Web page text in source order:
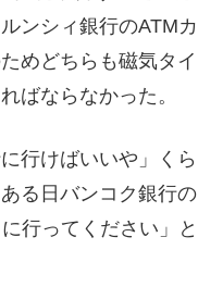
ンシィ銀行のATMカ
めどちらも磁気タイ
ばならなかった。
行けばいいや」くら
る日バンコク銀行の
行ってください」と